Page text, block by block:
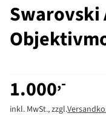
Swarovski
1.000,-
inkl. MwSt., zzgl.